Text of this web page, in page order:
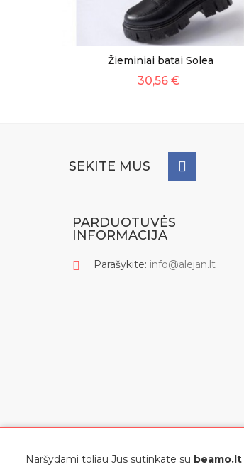
Žieminiai batai Solea
30,56 €
SEKITE MUS
PARDUOTUVĖS
INFORMACIJA
Parašykite: info@alejan.lt
Naršydami toliau Jus sutinkate su beamo.lt